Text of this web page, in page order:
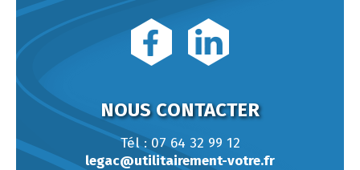
NOUS CONTACTER
Tél : 07 64 32 99 12
legac@utilitairement-votre.fr